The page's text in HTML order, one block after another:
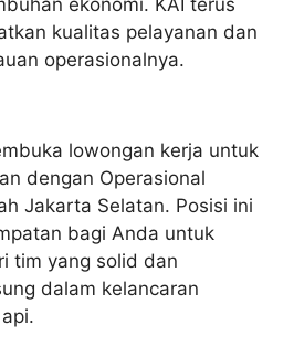
ekonomi. KAI terus
kualitas pelayanan dan
operasionalnya.
lowongan kerja untuk
dengan Operasional
Jakarta Selatan. Posisi ini
bagi Anda untuk
tim yang solid dan
dalam kelancaran